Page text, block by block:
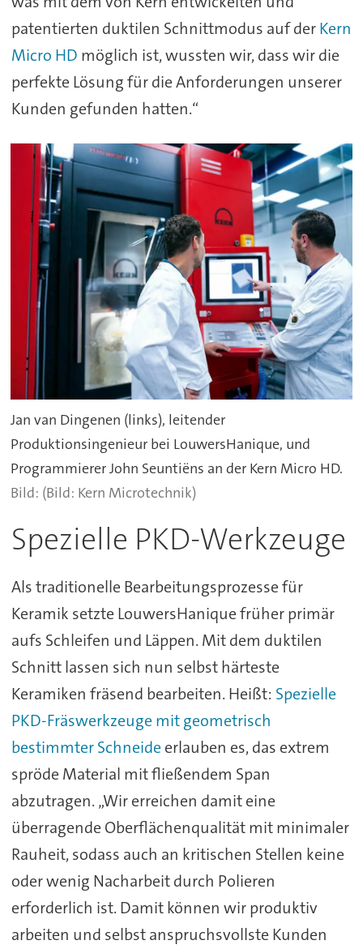
patentierten duktilen Schnittmodus auf derKern
Micro HD möglich ist, wussten wir, dass wir die
perfekte Lösung für die Anforderungen unserer
Kunden gefunden hatten.“
Jan van Dingenen (links), leitender
Produktionsingenieur bei LouwersHanique, und
Programmierer John Seuntiëns an der Kern Micro HD.
(Bild: Kern Microtechnik)
Spezielle PKD-Werkzeuge
Als traditionelle Bearbeitungsprozesse für
Keramik setzte LouwersHanique früher primär
aufs Schleifen und Läppen. Mit dem duktilen
Schnitt lassen sich nun selbst härteste
Keramiken fräsend bearbeiten. Heißt: Spezielle
PKD-Fräswerkzeuge mit geometrisch
bestimmter Schneide erlauben es, das extrem
spröde Material mit fließendem Span
abzutragen. „Wir erreichen damit eine
überragende Oberflächenqualität mit minimaler
Rauheit, sodass auch an kritischen Stellen keine
oder wenig Nacharbeit durch Polieren
erforderlich ist. Damit können wir produktiv
arbeiten und selbst anspruchsvollste Kunden